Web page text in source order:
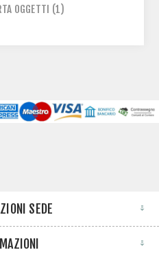
OGGETTI (1)
SEDE